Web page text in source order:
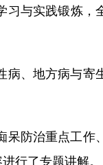
习与实践锻炼，
、地方病与寄
防治重点工作
行了专题讲解。